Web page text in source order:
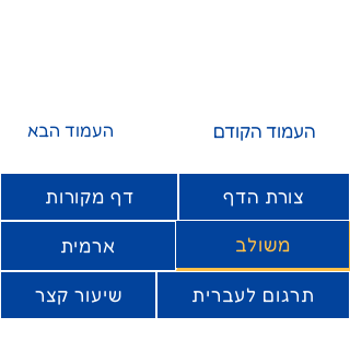
העמוד הבא העמוד הקודם
צורת הדף דף מקורות
משולב ארמית
תרגום לעברית שיעור קצר